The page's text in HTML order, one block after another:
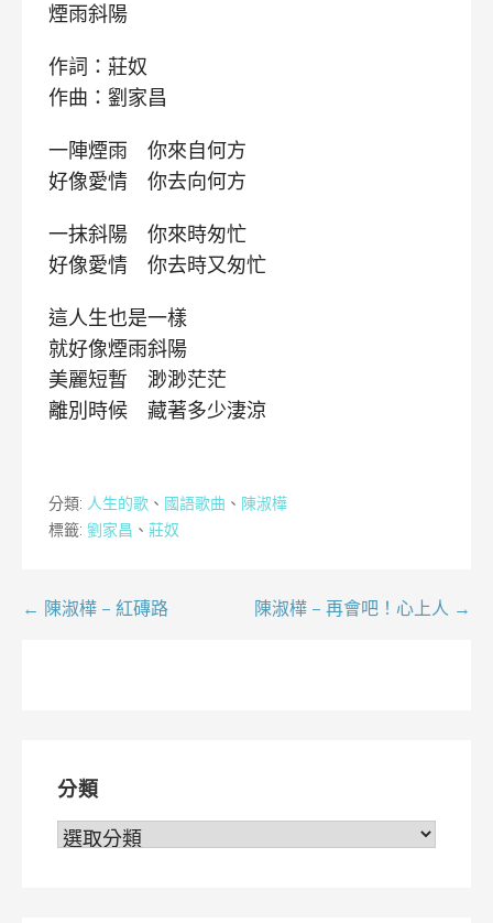
煙雨斜陽
作詞：莊奴
作曲：劉家昌
一陣煙雨 你來自何方
好像愛情 你去向何方
一抹斜陽 你來時匆忙
好像愛情 你去時又匆忙
這人生也是一樣
就好像煙雨斜陽
美麗短暫 渺渺茫茫
離別時候 藏著多少淒涼
分類: 人生的歌 、 國語歌曲 、 陳淑樺
標籤: 劉家昌 、 莊奴
文← 陳淑樺 – 紅磚路 陳淑樺 – 再會吧！心上人 →
分類
分